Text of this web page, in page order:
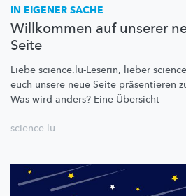
IN EIGENER SACHE
Willkommen auf unserer
Seite
Liebe science.lu-Leserin, lieber
euch unsere neue Seite präsentieren
Was wird anders? Eine Übersicht
science.lu